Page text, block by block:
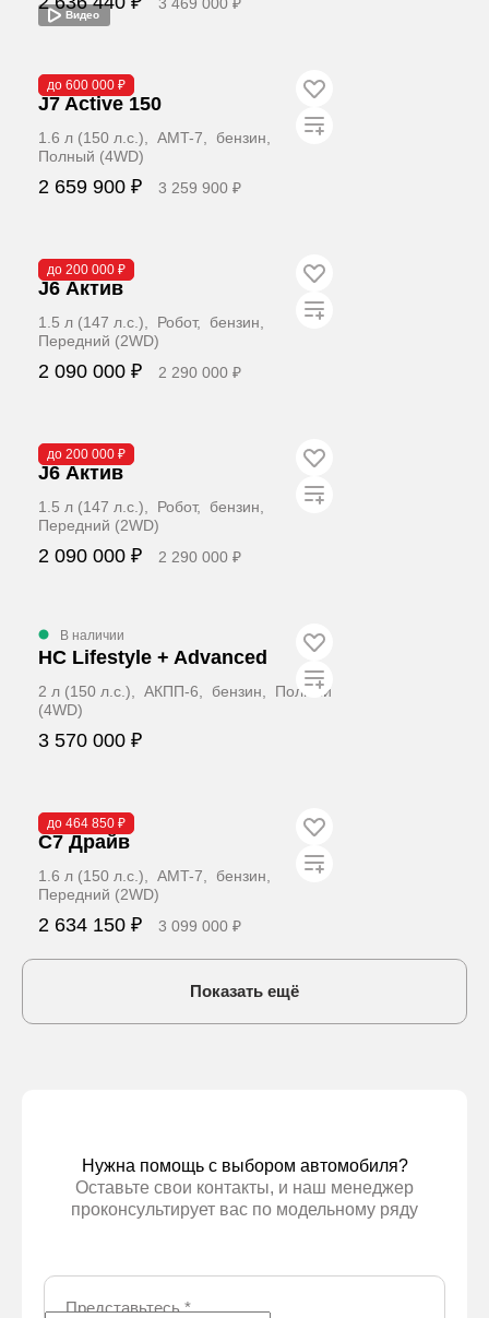
до 600 000 ₽
Видео
В наличии
J7 Active 150
1.6 л (150 л.с.), AMT-7, бензин,
Полный (4WD)
2 659 900 ₽ 3 259 900 ₽
до 200 000 ₽
В наличии
J6 Актив
1.5 л (147 л.с.), Робот, бензин,
Передний (2WD)
2 090 000 ₽ 2 290 000 ₽
до 200 000 ₽
В наличии
J6 Актив
1.5 л (147 л.с.), Робот, бензин,
Передний (2WD)
2 090 000 ₽ 2 290 000 ₽
В наличии
HC Lifestyle + Advanced
2 л (150 л.с.), АКПП-6, бензин, Полный
(4WD)
3 570 000 ₽
до 464 850 ₽
В наличии
C7 Драйв
1.6 л (150 л.с.), AMT-7, бензин,
Передний (2WD)
2 634 150 ₽ 3 099 000 ₽
Показать ещё
Нужна помощь с выбором автомобиля?
Оставьте свои контакты, и наш менеджер
проконсультирует вас по модельному ряду
Представьтесь*